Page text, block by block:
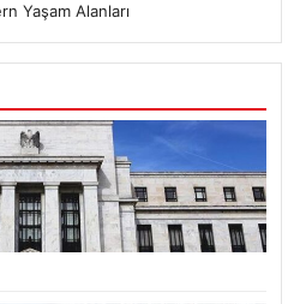
Yaşam Alanları